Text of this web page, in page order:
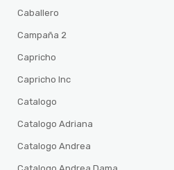
Caballero
Campaña 2
Capricho
Capricho Inc
Catalogo
Catalogo Adriana
Catalogo Andrea